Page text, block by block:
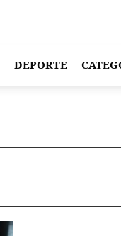
DEPORTE